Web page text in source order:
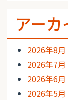
アーカ
2026年8月
2026年7月
2026年6月
2026年5月